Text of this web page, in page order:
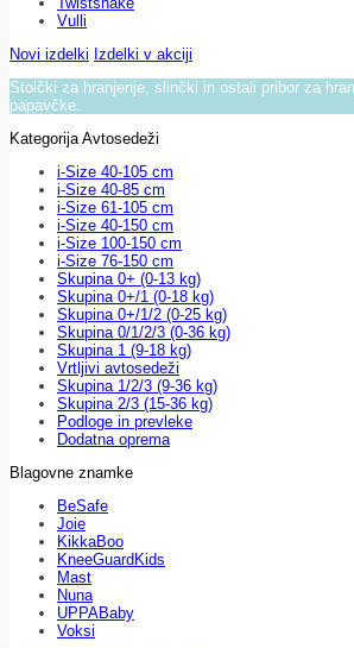
Vulli
Novi izdelki Izdelki v akciji
Stolčki za hranjenje, slinčki in ostali pribor za
papavčke.
Kategorija Avtosedeži
i-Size 40-105 cm
i-Size 40-85 cm
i-Size 61-105 cm
i-Size 40-150 cm
i-Size 100-150 cm
i-Size 76-150 cm
Skupina 0+ (0-13 kg)
Skupina 0+/1 (0-18 kg)
Skupina 0+/1/2 (0-25 kg)
Skupina 0/1/2/3 (0-36 kg)
Skupina 1 (9-18 kg)
Vrtljivi avtosedeži
Skupina 1/2/3 (9-36 kg)
Skupina 2/3 (15-36 kg)
Podloge in prevleke
Dodatna oprema
Blagovne znamke
BeSafe
Joie
KikkaBoo
KneeGuardKids
Mast
Nuna
UPPABaby
Voksi